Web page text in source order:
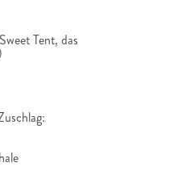
Tent, das